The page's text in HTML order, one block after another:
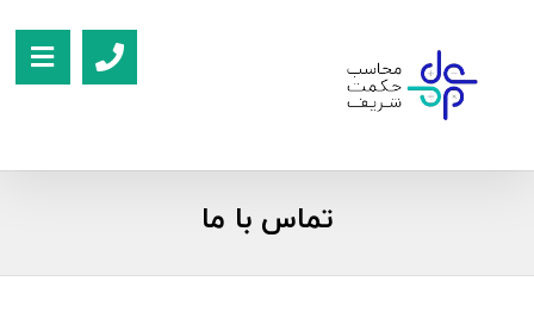
تماس با ما